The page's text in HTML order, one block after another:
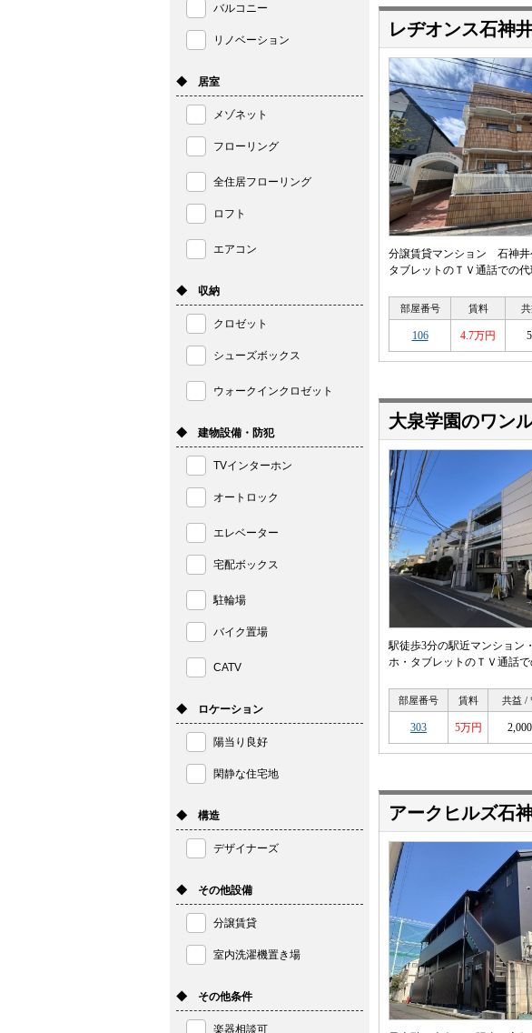
レヂオンス石神
分譲賃貸マンション 石神井
タブレットのＴＶ通話での代
部屋番号 賃料
106 4.7万円
大泉学園のワン
駅徒歩3分の駅近マンション
ホ・タブレットのＴＶ通話で
部屋番号 賃料 共益 /
303 5万円
アークヒルズ石
バルコニー
リノベーション
◆ 居室
メゾネット
フローリング
全住居フローリング
ロフト
エアコン
◆ 収納
クロゼット
シューズボックス
ウォークインクロゼット
◆ 建物設備・防犯
TVインターホン
オートロック
エレベーター
宅配ボックス
駐輪場
バイク置場
CATV
◆ ロケーション
陽当り良好
閑静な住宅地
◆ 構造
デザイナーズ
◆ その他設備
分譲賃貸
室内洗濯機置き場
◆ その他条件
楽器相談可